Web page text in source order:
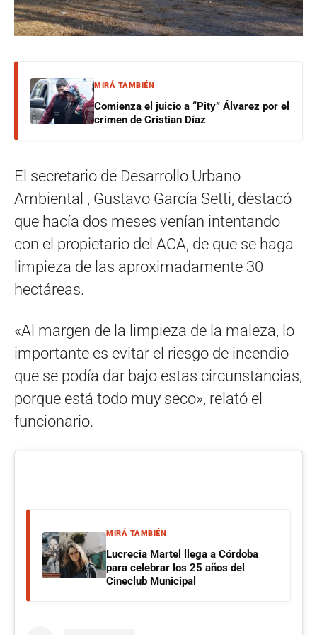
MIRÁ TAMBIÉN
Comienza el juicio a “Pity” Álvarez por el
crimen de Cristian Díaz
El secretario de Desarrollo Urbano
Ambiental , Gustavo García Setti, destacó
que hacía dos meses venían intentando
con el propietario del ACA, de que se haga
limpieza de las aproximadamente 30
hectáreas.
«Al margen de la limpieza de la maleza, lo
importante es evitar el riesgo de incendio
que se podía dar bajo estas circunstancias,
porque está todo muy seco», relató el
funcionario.
MIRÁ TAMBIÉN
Lucrecia Martel llega a Córdoba
para celebrar los 25 años del
Cineclub Municipal